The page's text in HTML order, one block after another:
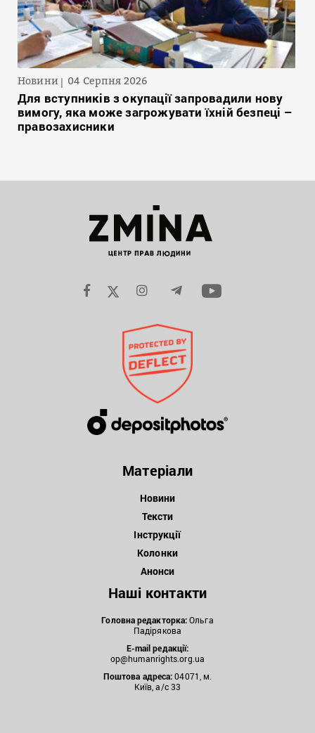
Новини 04 Серпня 2026
Для вступників з окупації запровадили нову
вимогу, яка може загрожувати їхній безпеці –
правозахисники
Матеріали
Новини
Тексти
Інструкції
Колонки
Анонси
Наші контакти
Головна редакторка:Ольга
Падірякова
E-mail редакції:
op@humanrights.org.ua
Поштова адреса:04071, м.
Київ, а/с 33